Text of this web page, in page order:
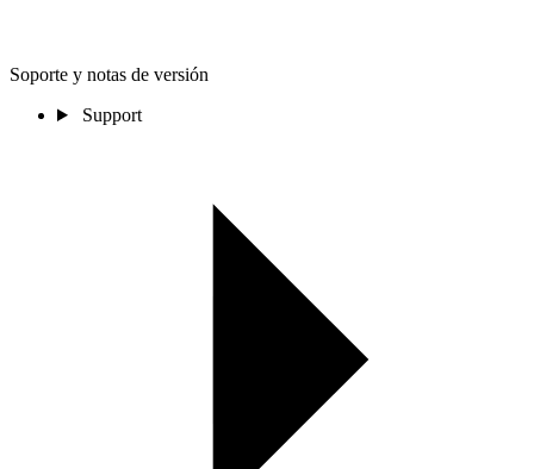
Soporte y notas de versión
Support